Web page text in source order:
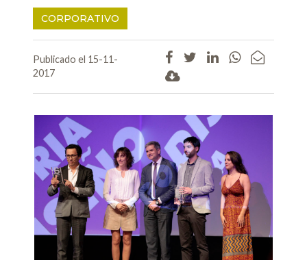
CORPORATIVO
Publicado el 15-11-
2017